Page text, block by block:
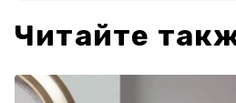
Читайте